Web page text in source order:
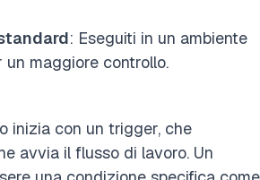
: Eseguiti in un ambiente
maggiore controllo.
inizia con un trigger, che
avvia il flusso di lavoro. Un